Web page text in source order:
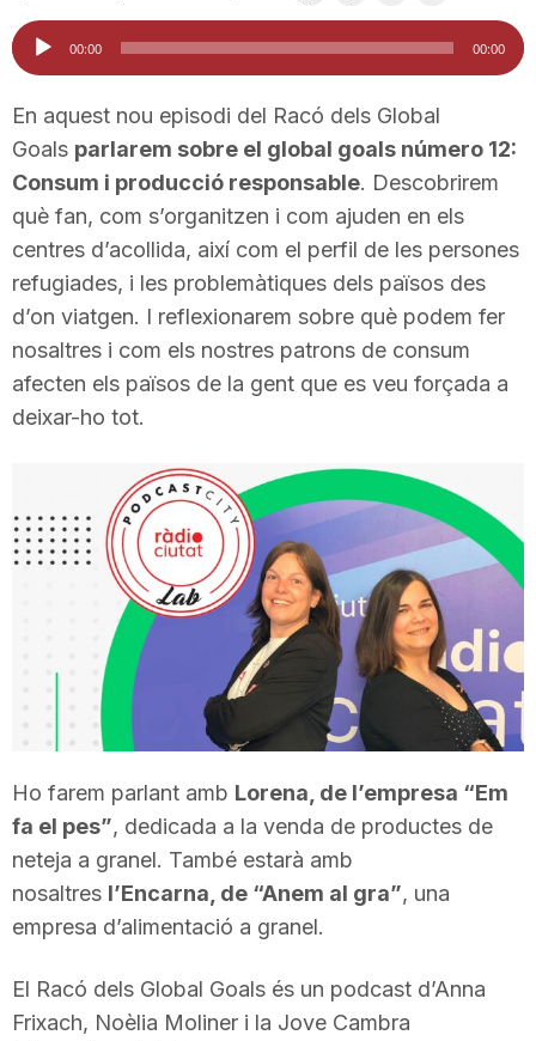
u
t
a
d
T
r
a
o
Reproductor
d'àudio
00:00 00:00
En aquest nou episodi del Racó dels Global
Goals parlarem sobre el global goals número 12:
Consum i producció responsable. Descobrirem
què fan, com s’organitzen i com ajuden en els
centres d’acollida, així com el perfil de les persones
refugiades, i les problemàtiques dels països des
d’on viatgen. I reflexionarem sobre què podem fer
nosaltres i com els nostres patrons de consum
afecten els països de la gent que es veu forçada a
deixar-ho tot.
Ho farem parlant amb Lorena, de l’empresa “Em
fa el pes”, dedicada a la venda de productes de
neteja a granel. També estarà amb
nosaltres l’Encarna, de “Anem al gra”, una
empresa d’alimentació a granel.
El Racó dels Global Goals és un podcast d’Anna
Frixach, Noèlia Moliner i la Jove Cambra